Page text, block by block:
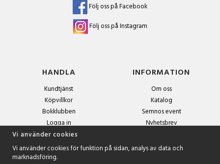
Följ oss på Facebook
Följ oss på Instagram
HANDLA
Kundtjänst
Köpvillkor
Bokklubben
Logga in
INFORMATION
Om oss
Katalog
Semnos event
Nyhetsbrev
Vi använder cookies
Vi använder cookies för funktion på sidan, analys av data och
marknadsföring.